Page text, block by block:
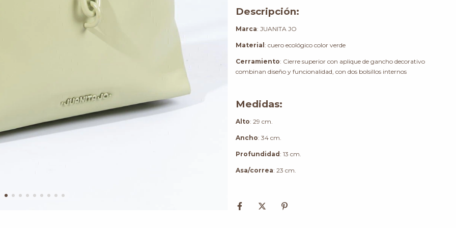
Descripción:
Marca: JUANITA JO
Material : cuero ecológico color verde
Cerramiento: Cierre superior con aplique de gancho decorativo
combinan diseño y funcionalidad, con dos bolsillos internos
Medidas:
Alto: 29 cm.
Ancho: 34 cm.
Profundidad : 13 cm.
Asa/correa: 23 cm.